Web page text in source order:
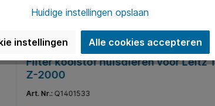
Filter koolstof huisdieren voor Leitz
Z-2000
Art. Nr.: Q1401533
Huidige instellingen opslaan
instellingen Alle cookies accepteren